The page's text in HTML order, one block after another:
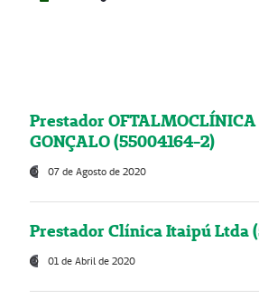
Prestador OFTALMOCLÍNICA
GONÇALO (55004164-2)
07 de Agosto de 2020
Prestador Clínica Itaipú Ltda
01 de Abril de 2020